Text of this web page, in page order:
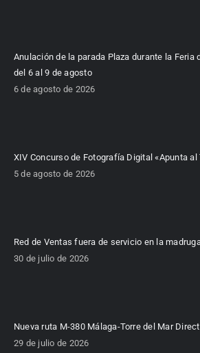
Anulación de la parada Plaza durante la Feria
del 6 al 9 de agosto
6 de agosto de 2026
XIV Concurso de Fotografía Digital «Apunta
5 de agosto de 2026
Red de Ventas fuera de servicio en la
30 de julio de 2026
Nueva ruta M-380 Málaga-Torre del Mar
29 de julio de 2026